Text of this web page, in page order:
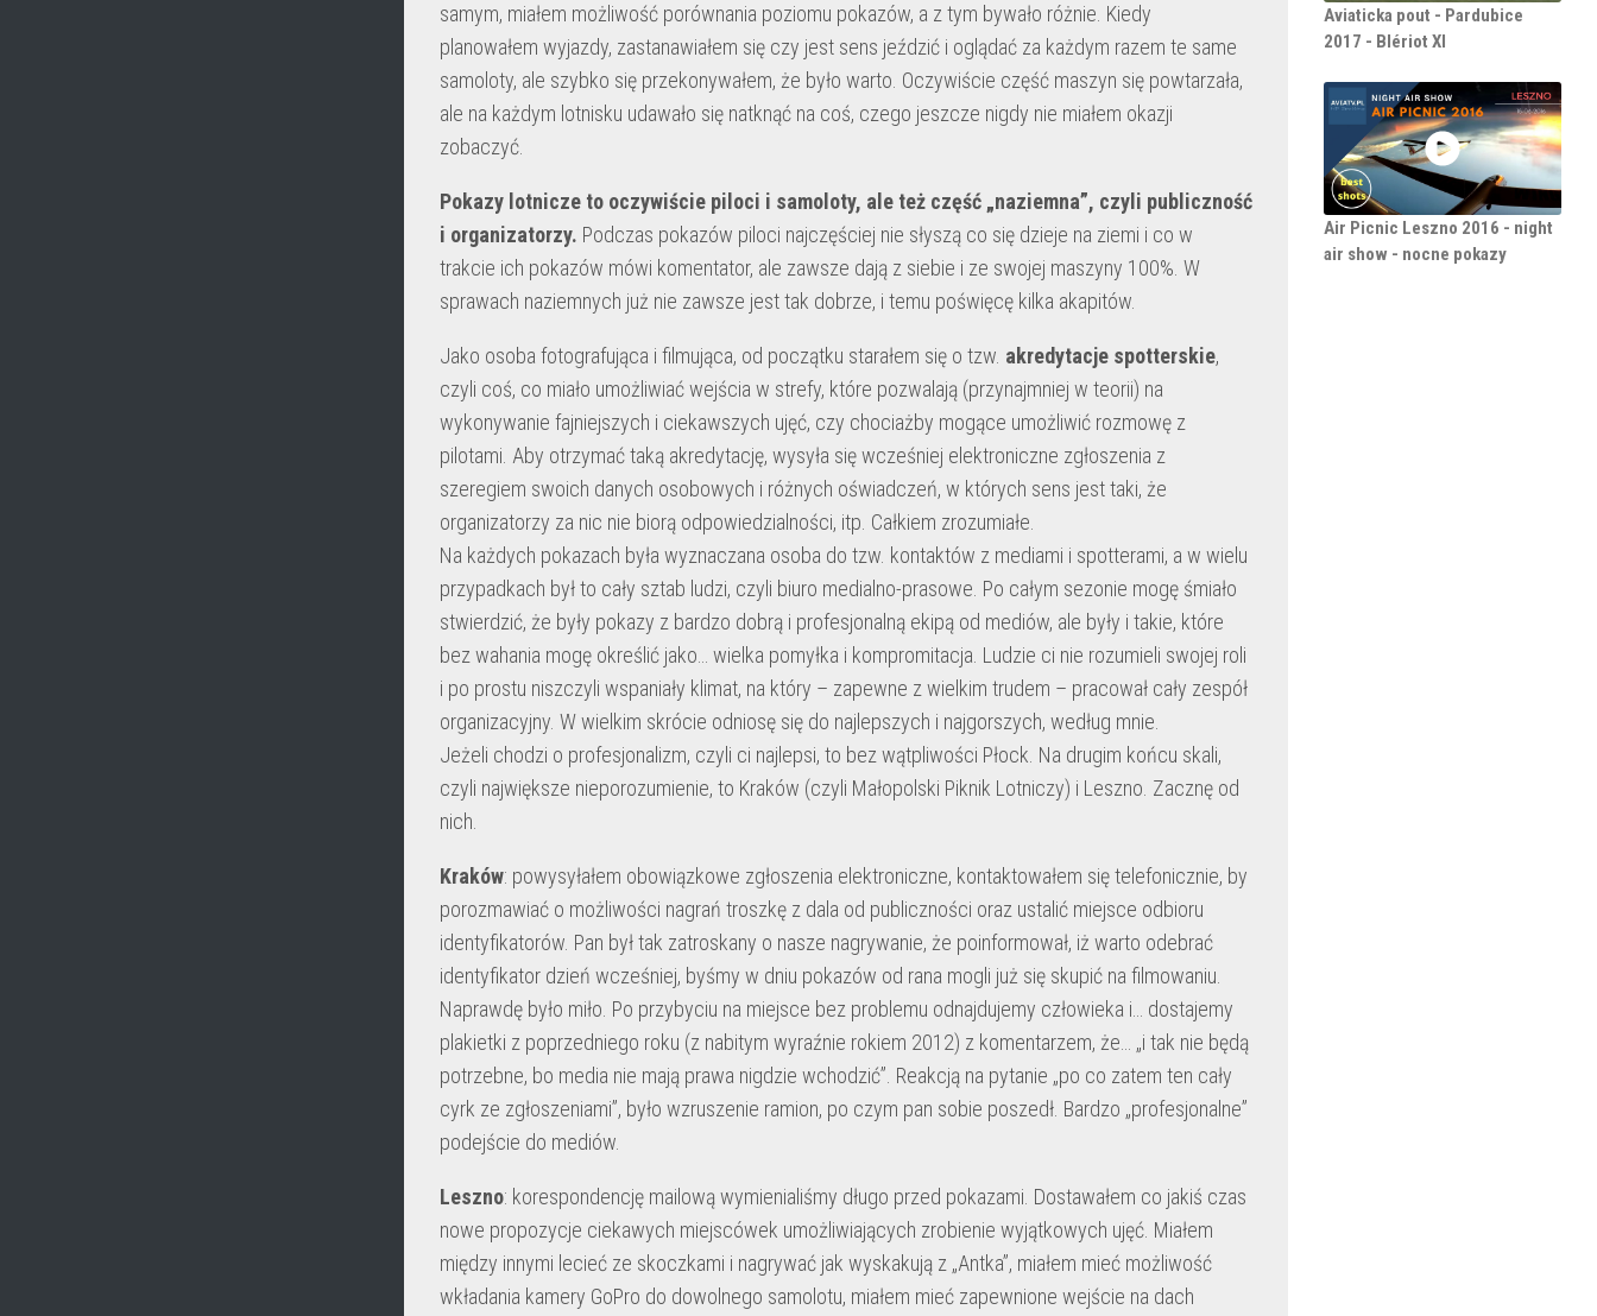
samym, miałem możliwość porównania poziomu pokazów, a z tym bywało różnie. Kiedy
planowałem wyjazdy, zastanawiałem się czy jest sens jeździć i oglądać za każdym razem te same
samoloty, ale szybko się przekonywałem, że było warto. Oczywiście część maszyn się powtarzała,
ale na każdym lotnisku udawało się natknąć na coś, czego jeszcze nigdy nie miałem okazji
zobaczyć.
Pokazy lotnicze to oczywiście piloci i samoloty, ale też część „naziemna”, czyli publiczność
i organizatorzy. Podczas pokazów piloci najczęściej nie słyszą co się dzieje na ziemi i co w
trakcie ich pokazów mówi komentator, ale zawsze dają z siebie i ze swojej maszyny 100%. W
sprawach naziemnych już nie zawsze jest tak dobrze, i temu poświęcę kilka akapitów.
Jako osoba fotografująca i filmująca, od początku starałem się o tzw. akredytacje spotterskie,
czyli coś, co miało umożliwiać wejścia w strefy, które pozwalają (przynajmniej w teorii) na
wykonywanie fajniejszych i ciekawszych ujęć, czy chociażby mogące umożliwić rozmowę z
pilotami. Aby otrzymać taką akredytację, wysyła się wcześniej elektroniczne zgłoszenia z
szeregiem swoich danych osobowych i różnych oświadczeń, w których sens jest taki, że
organizatorzy za nic nie biorą odpowiedzialności, itp. Całkiem zrozumiałe.
Na każdych pokazach była wyznaczana osoba do tzw. kontaktów z mediami i spotterami, a w wielu
przypadkach był to cały sztab ludzi, czyli biuro medialno-prasowe. Po całym sezonie mogę śmiało
stwierdzić, że były pokazy z bardzo dobrą i profesjonalną ekipą od mediów, ale były i takie, które
bez wahania mogę określić jako… wielka pomyłka i kompromitacja. Ludzie ci nie rozumieli swojej roli
i po prostu niszczyli wspaniały klimat, na który – zapewne z wielkim trudem – pracował cały zespół
organizacyjny. W wielkim skrócie odniosę się do najlepszych i najgorszych, według mnie.
Jeżeli chodzi o profesjonalizm, czyli ci najlepsi, to bez wątpliwości Płock. Na drugim końcu skali,
czyli największe nieporozumienie, to Kraków (czyli Małopolski Piknik Lotniczy) i Leszno. Zacznę od
nich.
Kraków: powysyłałem obowiązkowe zgłoszenia elektroniczne, kontaktowałem się telefonicznie, by
porozmawiać o możliwości nagrań troszkę z dala od publiczności oraz ustalić miejsce odbioru
identyfikatorów. Pan był tak zatroskany o nasze nagrywanie, że poinformował, iż warto odebrać
identyfikator dzień wcześniej, byśmy w dniu pokazów od rana mogli już się skupić na filmowaniu.
Naprawdę było miło. Po przybyciu na miejsce bez problemu odnajdujemy człowieka i… dostajemy
plakietki z poprzedniego roku (z nabitym wyraźnie rokiem 2012) z komentarzem, że… „i tak nie będą
potrzebne, bo media nie mają prawa nigdzie wchodzić”. Reakcją na pytanie „po co zatem ten cały
cyrk ze zgłoszeniami”, było wzruszenie ramion, po czym pan sobie poszedł. Bardzo „profesjonalne”
podejście do mediów.
Leszno: korespondencję mailową wymienialiśmy długo przed pokazami. Dostawałem co jakiś czas
nowe propozycje ciekawych miejscówek umożliwiających zrobienie wyjątkowych ujęć. Miałem
między innymi lecieć ze skoczkami i nagrywać jak wyskakują z „Antka”, miałem mieć możliwość
wkładania kamery GoPro do dowolnego samolotu, miałem mieć zapewnione wejście na dach
Aviaticka pout - Pardubice
2017 - Blériot XI
Air Picnic Leszno 2016 - night
air show - nocne pokazy